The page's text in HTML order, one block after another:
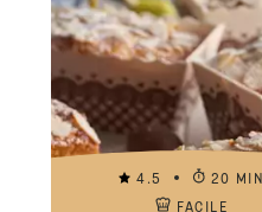
4.5
20 MIN
FACILE